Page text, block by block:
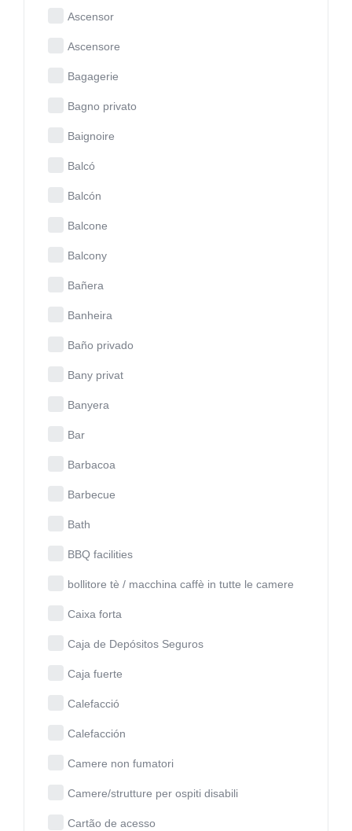
Ascensor
Ascensore
Bagagerie
Bagno privato
Baignoire
Balcó
Balcón
Balcone
Balcony
Bañera
Banheira
Baño privado
Bany privat
Banyera
Bar
Barbacoa
Barbecue
Bath
BBQ facilities
bollitore tè / macchina caffè in tutte le camere
Caixa forta
Caja de Depósitos Seguros
Caja fuerte
Calefacció
Calefacción
Camere non fumatori
Camere/strutture per ospiti disabili
Cartão de acesso